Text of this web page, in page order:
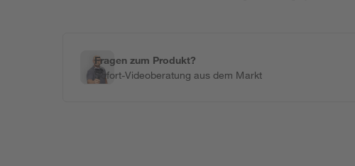
Fragen zum Produkt?
Sofort-Videoberatung aus dem Markt